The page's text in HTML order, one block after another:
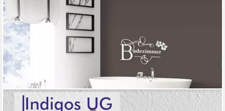
INDIGOS UG